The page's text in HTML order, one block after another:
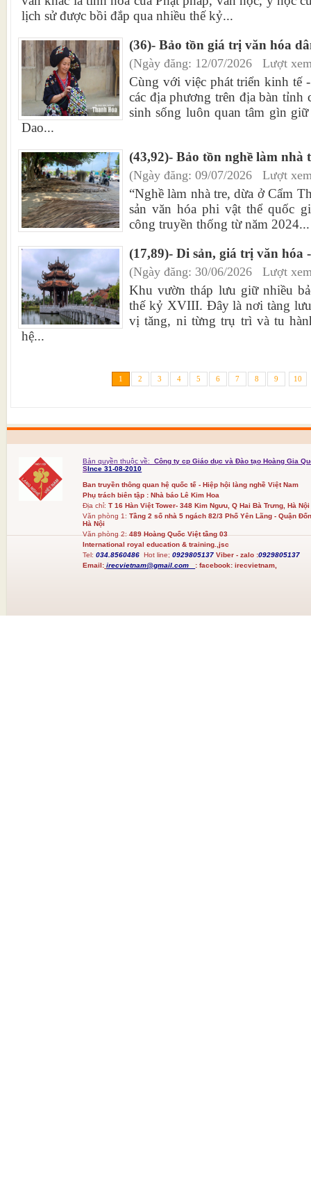
lịch sử được bồi đắp qua nhiều thế kỷ...
(36)- Bảo tồn giá trị văn hóa
(Ngày đăng: 12/07/2026 Lượt
Cùng với việc phát triển kinh tế
các địa phương trên địa bàn tỉnh
sinh sống luôn quan tâm gìn giữ
Dao...
(43,92)- Bảo tồn nghề làm nhà
(Ngày đăng: 09/07/2026 Lượt
“Nghề làm nhà tre, dừa ở Cẩm
sản văn hóa phi vật thể quốc
công truyền thống từ năm 2024...
(17,89)- Di sản, giá trị văn hóa
(Ngày đăng: 30/06/2026 Lượt
Khu vườn tháp lưu giữ nhiều
thế kỷ XVIII. Đây là nơi tàng
vị tăng, ni từng trụ trì và tu
hệ...
1 2 3 4 5 6 7 8 9 10
Bản quyền thuộc về:
Công ty cp Giáo dục và Đào tạo Hoàng Gia
SInce 31-08-2010
Ban truyền thông quan hệ quốc tế - Hiệp hội làng nghề Việt Nam
Phụ trách biên tập : Nhà báo Lê Kim Hoa
Địa chỉ: T 16 Hàn Việt Tower- 348 Kim Ngưu, Q Hai Bà Trưng, Hà Nội
Văn phòng 1:Tầng 2 số nhà 5 ngách 82/3 Phố Yên Lãng - Quận
Hà Nội
Văn phòng 2:489 Hoàng Quốc Việt tầng 03
International royal education & training.,jsc
Tel:034.8560486Hot line; 0929805137 Viber - zalo :0929805137
Email: irecvietnam@gmail.com :facebook: irecvietnam,